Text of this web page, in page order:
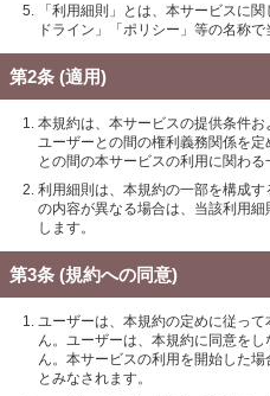
「利用細則」とは、本サービスに
ドライン」「ポリシー」等の名称
第2条 (適用)
本規約は、本サービスの提供条件
ユーザーとの間の権利義務関係を
との間の本サービスの利用に関わる
利用細則は、本規約の一部を構成
の内容が異なる場合は、当該利用
します。
第3条 (規約への同意)
ユーザーは、本規約の定めに従っ
ん。ユーザーは、本規約に同意を
ん。本サービスの利用を開始した
とみなされます。